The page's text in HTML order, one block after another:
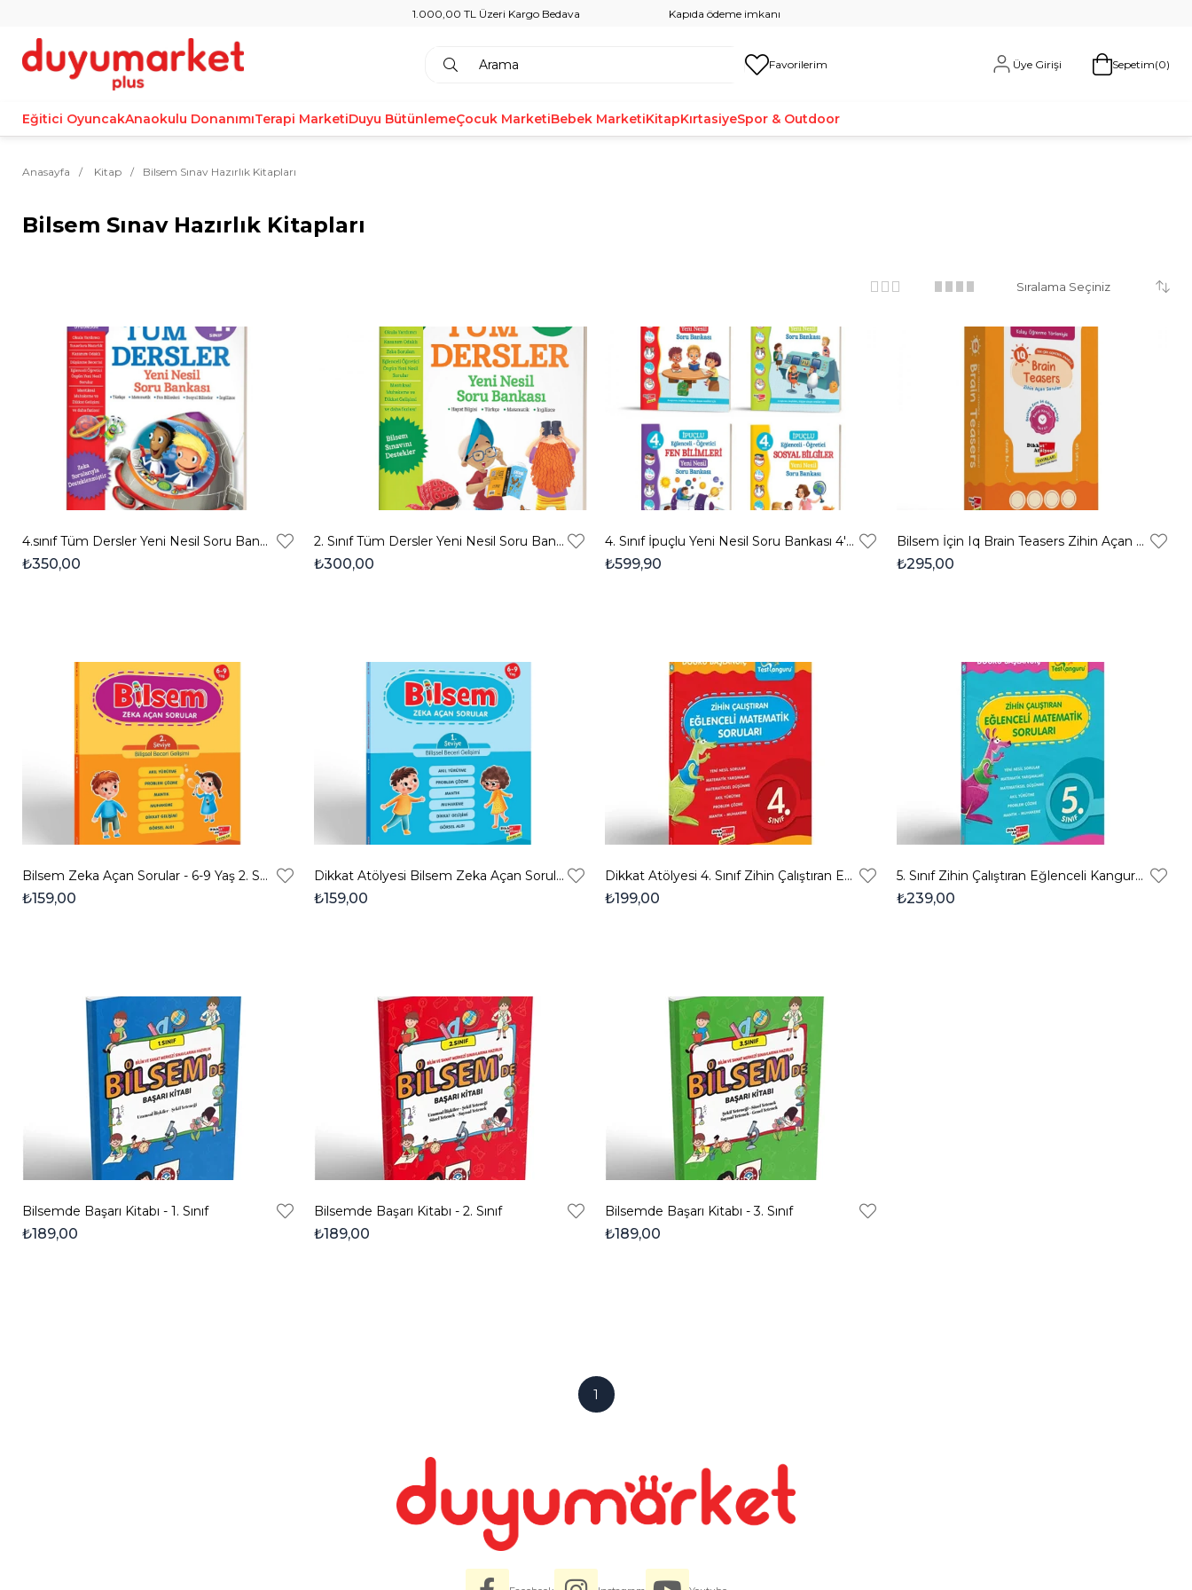
1.000,00 TL Üzeri Kargo Bedava Kapıda ödeme imkanı
Favorilerim Üye Girişi Sepetim 0
Eğitici OyuncakAnaokulu DonanımıTerapi MarketiDuyu BütünlemeÇocuk MarketiBebek MarketiKitapKırtasiyeSpor & Outdoor
Anasayfa Kitap Bilsem Sınav Hazırlık Kitapları
Bilsem Sınav Hazırlık Kitapları
4.sınıf Tüm Dersler Yeni Nesil Soru Bankası
₺350,00
2. Sınıf Tüm Dersler Yeni Nesil Soru Bankası
₺300,00
4. Sınıf İpuçlu Yeni Nesil Soru Bankası 4'lü Set
₺599,90
Bilsem İçin Iq Brain Teasers Zihin Açan Sorular
₺295,00
Bilsem Zeka Açan Sorular - 6-9 Yaş 2. Seviye
₺159,00
Dikkat Atölyesi Bilsem Zeka Açan Sorular - 6-9 Yaş 1. Seviye
₺159,00
Dikkat Atölyesi 4. Sınıf Zihin Çalıştıran Eğlenceli Kanguru Matematik Soruları
₺199,00
5. Sınıf Zihin Çalıştıran Eğlenceli Kanguru Matematik Soruları
₺239,00
Bilsemde Başarı Kitabı - 1. Sınıf
₺189,00
Bilsemde Başarı Kitabı - 2. Sınıf
₺189,00
Bilsemde Başarı Kitabı - 3. Sınıf
₺189,00
1